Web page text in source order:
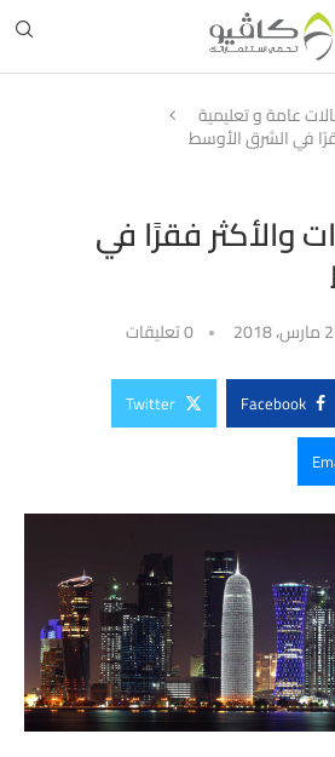
عامة و تعليمية
في الشرق الأوسط
والأكثر فقرًا في
2018 0 تعليقات
Facebook
Twitter